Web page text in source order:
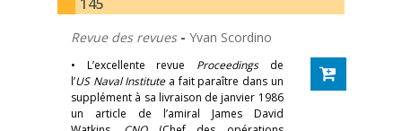
Revue des revues - Yvan Scordino
• L’excellente revue Proceedings de
l’US Naval Institutea fait paraître dans un
supplément à sa livraison de janvier 1986
un article de l’amiral James David